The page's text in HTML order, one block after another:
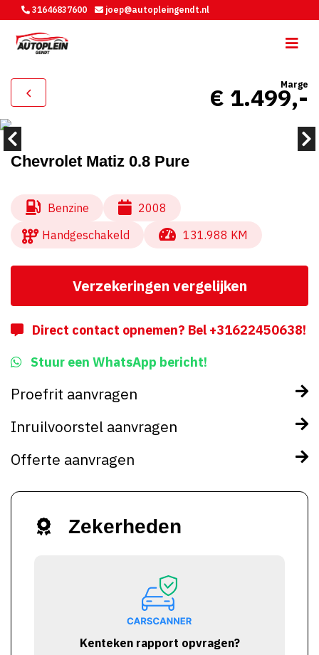
31646837600 joep@autopleingendt.nl
Marge
€ 1.499,-
Chevrolet Matiz 0.8 Pure
Benzine
2008
Handgeschakeld
131.988 KM
Verzekeringen vergelijken
Direct contact opnemen? Bel +31622450638!
Stuur een WhatsApp bericht!
Proefrit aanvragen
Inruilvoorstel aanvragen
Offerte aanvragen
Zekerheden
Kenteken rapport opvragen?